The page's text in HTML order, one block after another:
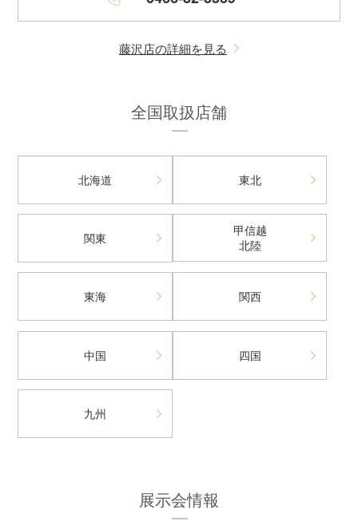
藤沢店の詳細を見る
全国取扱店舗
北海道 東北
関東
甲信越
北陸
東海 関西
中国 四国
九州
展示会情報